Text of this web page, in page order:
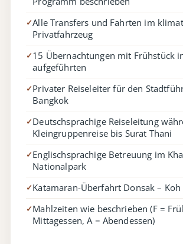
✓Alle Transfers und Fahrten im
Privatfahrzeug
✓15 Übernachtungen mit Frühstück
aufgeführten
✓Privater Reiseleiter für den
Bangkok
✓Deutschsprachige Reiseleitung
Kleingruppenreise bis Surat Thani
✓Englischsprachige Betreuung im
Nationalpark
✓Katamaran-Überfahrt Donsak – Koh
✓Mahlzeiten wie beschrieben (F =
Mittagessen, A = Abendessen)